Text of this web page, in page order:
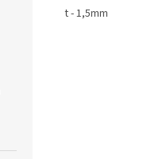
t - 1,5mm